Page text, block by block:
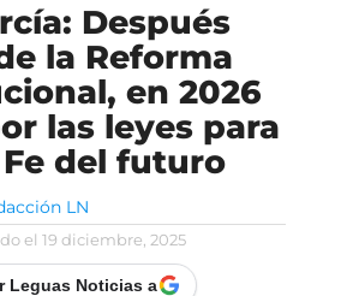
Después
la Reforma
en 2026
las leyes para
del futuro
LN
el 19 diciembre, 2025
Leguas Noticias a